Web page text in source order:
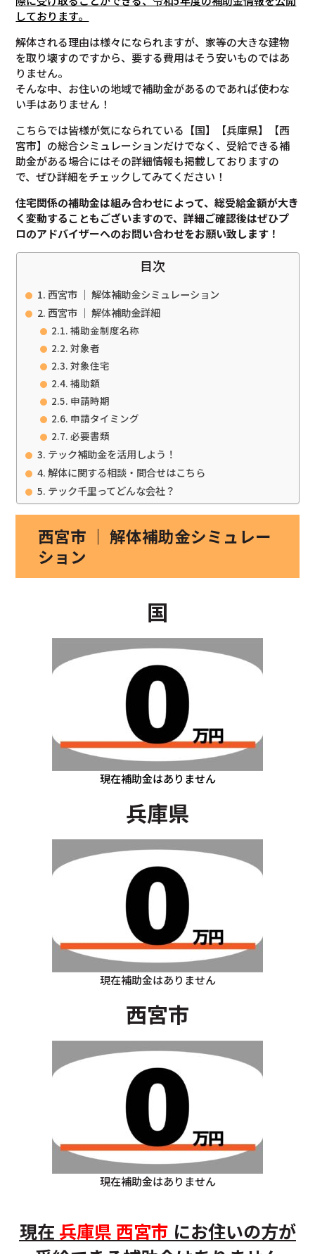
しております。
解体される理由は様々になられますが、家等の大きな建物
を取り壊すのですから、要する費用はそう安いものではあ
りません。
そんな中、お住いの地域で補助金があるのであれば使わな
い手はありません！
こちらでは皆様が気になられている【国】【兵庫県】【西
宮市】の総合シミュレーションだけでなく、受給できる補
助金がある場合にはその詳細情報も掲載しておりますの
で、ぜひ詳細をチェックしてみてください！
住宅関係の補助金は組み合わせによって、総受給金額が大き
く変動することもございますので、詳細ご確認後はぜひプ
ロのアドバイザーへのお問い合わせをお願い致します！
目次
西宮市 ｜ 解体補助金シミュレーション
西宮市 ｜ 解体補助金詳細
補助金制度名称
対象者
対象住宅
補助額
申請時期
申請タイミング
必要書類
テック補助金を活用しよう！
解体に関する相談・問合せはこちら
テック千里ってどんな会社？
西宮市 ｜ 解体補助金シミュレー
ション
国
現在補助金はありません
兵庫県
現在補助金はありません
西宮市
現在補助金はありません
現在 兵庫県 西宮市 にお住いの方が